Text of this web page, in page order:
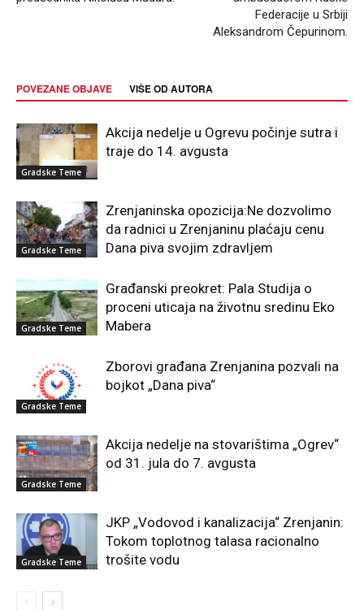
Federacije u Srbiji
Aleksandrom Čepurinom.
POVEZANE OBJAVE VIŠE OD AUTORA
Gradske Teme
Akcija nedelje u Ogrevu počinje sutra i
traje do 14. avgusta
Gradske Teme
Zrenjaninska opozicija:Ne dozvolimo
da radnici u Zrenjaninu plaćaju cenu
Dana piva svojim zdravljem
Gradske Teme
Građanski preokret: Pala Studija o
proceni uticaja na životnu sredinu Eko
Mabera
Gradske Teme
Zborovi građana Zrenjanina pozvali na
bojkot „Dana piva“
Gradske Teme
Akcija nedelje na stovarištima „Ogrev“
od 31. jula do 7. avgusta
Gradske Teme
JKP „Vodovod i kanalizacija“ Zrenjanin:
Tokom toplotnog talasa racionalno
trošite vodu